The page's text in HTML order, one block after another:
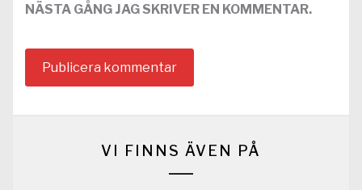
NÄSTA GÅNG JAG SKRIVER EN KOMMENTAR.
VI FINNS ÄVEN PÅ